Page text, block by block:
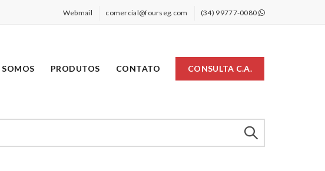
Webmail comercial@fourseg.com (34) 99777-0080
SOMOS PRODUTOS CONTATO CONSULTA C.A.